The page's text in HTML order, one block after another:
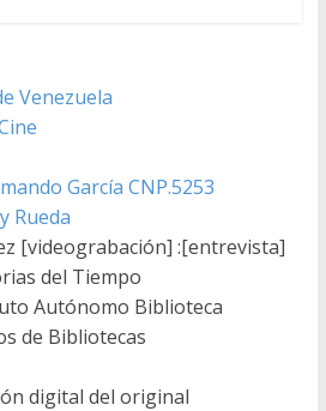
Venezuela
García CNP.5253
Rueda
[videograbación] :[entrevista]
del Tiempo
Autónomo Biblioteca
de Bibliotecas
digital del original